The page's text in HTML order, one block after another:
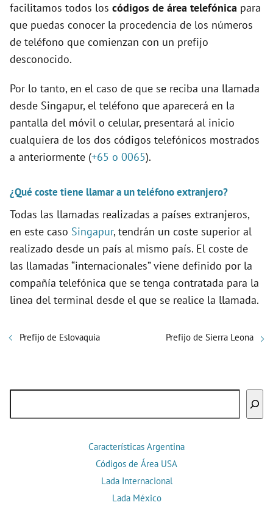
facilitamos todos los códigos de área telefónica para
que puedas conocer la procedencia de los números
de teléfono que comienzan con un prefijo
desconocido.
Por lo tanto, en el caso de que se reciba una llamada
desde Singapur, el teléfono que aparecerá en la
pantalla del móvil o celular, presentará al inicio
cualquiera de los dos códigos telefónicos mostrados
a anteriormente (+65 o 0065).
¿Qué coste tiene llamar a un teléfono extranjero?
Todas las llamadas realizadas a países extranjeros,
en este caso Singapur, tendrán un coste superior al
realizado desde un país al mismo país. El coste de
las llamadas “internacionales” viene definido por la
compañía telefónica que se tenga contratada para la
linea del terminal desde el que se realice la llamada.
Prefijo de Eslovaquia Prefijo de Sierra Leona
Características Argentina
Códigos de Área USA
Lada Internacional
Lada México